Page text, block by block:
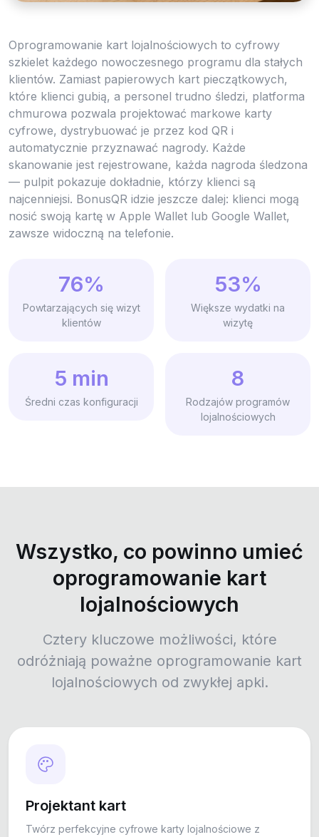
Oprogramowanie kart lojalnościowych to cyfrowy
szkielet każdego nowoczesnego programu dla stałych
klientów. Zamiast papierowych kart pieczątkowych,
które klienci gubią, a personel trudno śledzi, platforma
chmurowa pozwala projektować markowe karty
cyfrowe, dystrybuować je przez kod QR i
automatycznie przyznawać nagrody. Każde
skanowanie jest rejestrowane, każda nagroda śledzona
— pulpit pokazuje dokładnie, którzy klienci są
najcenniejsi. BonusQR idzie jeszcze dalej: klienci mogą
nosić swoją kartę w Apple Wallet lub Google Wallet,
zawsze widoczną na telefonie.
76%
Powtarzających się wizyt
klientów
53%
Większe wydatki na
wizytę
5 min
Średni czas konfiguracji
8
Rodzajów programów
lojalnościowych
Wszystko, co powinno umieć
oprogramowanie kart
lojalnościowych
Cztery kluczowe możliwości, które
odróżniają poważne oprogramowanie kart
lojalnościowych od zwykłej apki.
Projektant kart
Twórz perfekcyjne cyfrowe karty lojalnościowe z